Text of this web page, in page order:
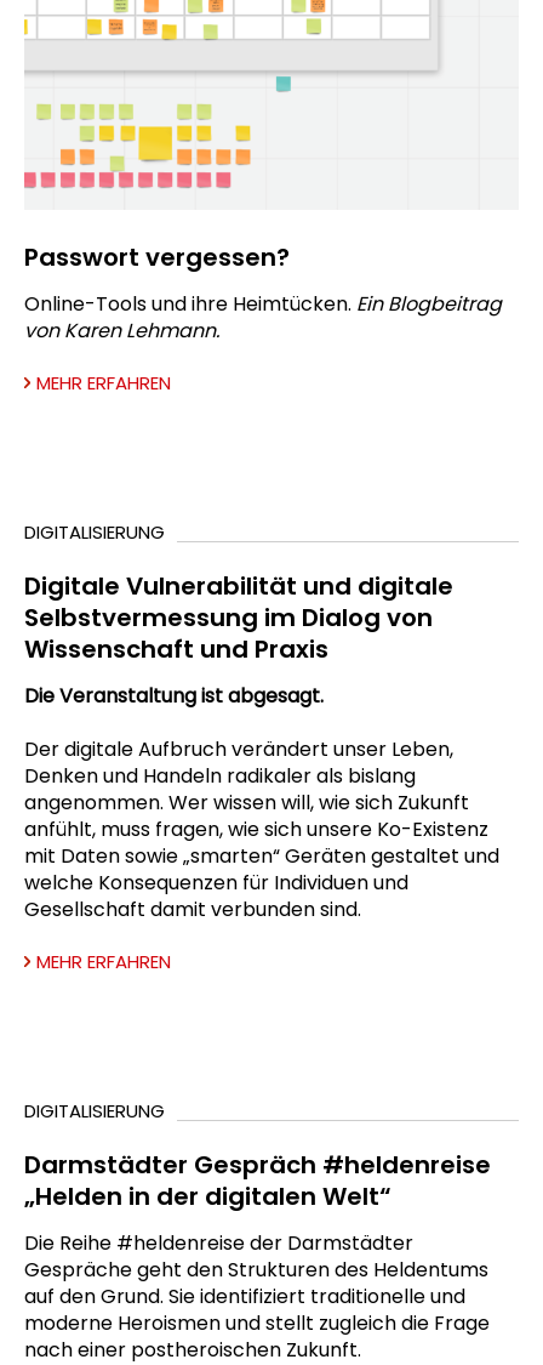
Passwort vergessen?
Online-Tools und ihre Heimtücken. Ein Blogbeitrag
von Karen Lehmann.
MEHR ERFAHREN
DIGITALISIERUNG
Digitale Vulnerabilität und digitale
Selbstvermessung im Dialog von
Wissenschaft und Praxis
Die Veranstaltung ist abgesagt.
Der digitale Aufbruch verändert unser Leben,
Denken und Handeln radikaler als bislang
angenommen. Wer wissen will, wie sich Zukunft
anfühlt, muss fragen, wie sich unsere Ko-Existenz
mit Daten sowie „smarten“ Geräten gestaltet und
welche Konsequenzen für Individuen und
Gesellschaft damit verbunden sind.
MEHR ERFAHREN
DIGITALISIERUNG
Darmstädter Gespräch #heldenreise
„Helden in der digitalen Welt“
Die Reihe #heldenreise der Darmstädter
Gespräche geht den Strukturen des Heldentums
auf den Grund. Sie identifiziert traditionelle und
moderne Heroismen und stellt zugleich die Frage
nach einer postheroischen Zukunft.